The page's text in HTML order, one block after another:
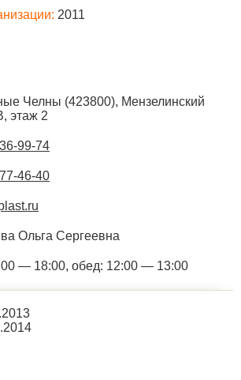
2011
Челны (423800), Мензелинский
этаж 2
36-99-74
46-40
Ольга Сергеевна
— 18:00, обед: 12:00 — 13:00